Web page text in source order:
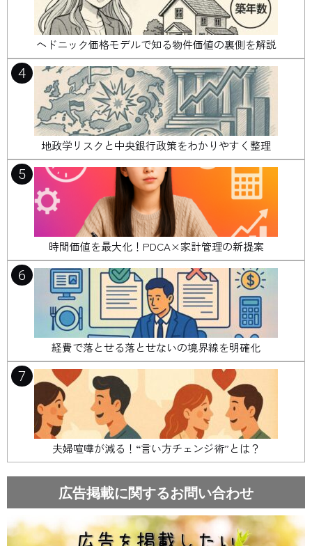
ヘドニック価格モデルで知る物件価値の裏側を解説
4
地政学リスクと中央銀行政策をわかりやすく整理
5
時間価値を最大化！PDCA×家計管理の新提案
6
経費で落とせる落とせないの境界線を明確化
7
夫婦喧嘩が減る！“言い方チェンジ術”とは？
広告掲載に関するお問い合わせ